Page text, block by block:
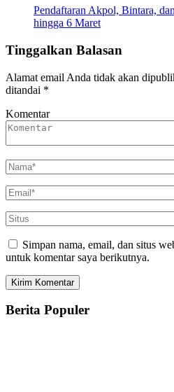
Pendaftaran Akpol, Bintara,
hingga 6 Maret
Tinggalkan Balasan
Alamat email Anda tidak akan
ditandai *
Komentar
Simpan nama, email, dan situs
untuk komentar saya berikutnya.
Berita Populer